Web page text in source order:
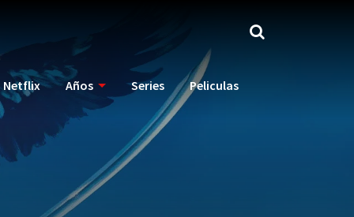
Netflix Años Series Peliculas